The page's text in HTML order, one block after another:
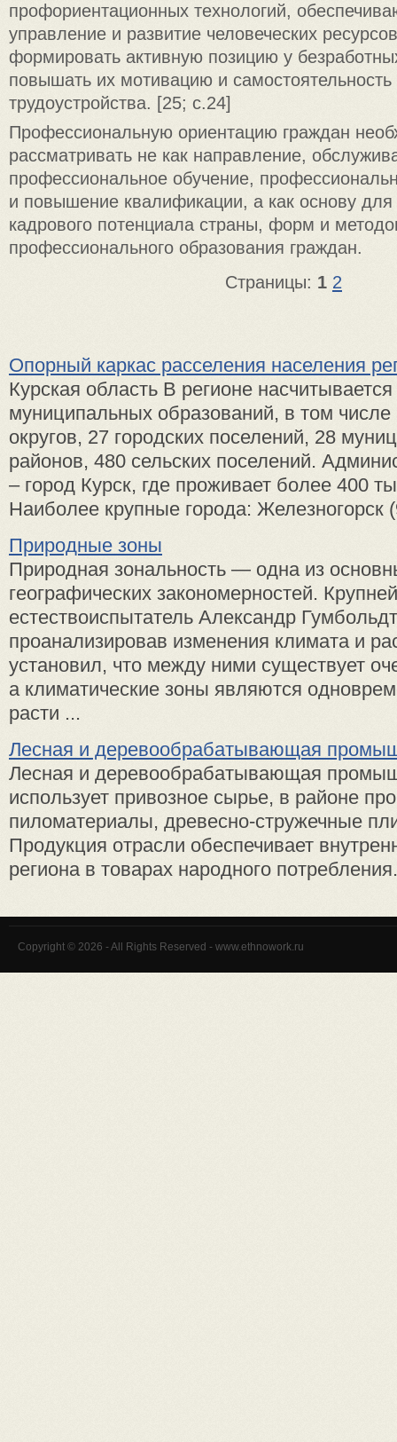
профориентационных технологий,
управление и развитие человеческих
формировать активную позицию у
повышать их мотивацию и самостоятельность
трудоустройства. [25; с.24]
Профессиональную ориентацию граждан
рассматривать не как направление,
профессиональное обучение,
и повышение квалификации, а как основу для
кадрового потенциала страны, форм и
профессионального образования граждан.
Страницы: 1 2
Опорный каркас расселения населения
Курская область В регионе
муниципальных образований, в том числе
округов, 27 городских поселений, 28
районов, 480 сельских поселений.
– город Курск, где проживает более 400
Наиболее крупные города: Железногорск
Природные зоны
Природная зональность — одна из
географических закономерностей.
естествоиспытатель Александр
проанализировав изменения климата и
установил, что между ними существует
а климатические зоны являются
расти ...
Лесная и деревообрабатывающая
Лесная и деревообрабатывающая
использует привозное сырье, в районе
пиломатериалы, древесно-стружечные
Продукция отрасли обеспечивает
региона в товарах народного
Copyright © 2026 - All Rights Reserved - www.ethnowork.ru